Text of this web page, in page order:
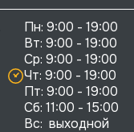
Пн: 9:00 - 19:00
Вт: 9:00 - 19:00
Ср: 9:00 - 19:00
Чт: 9:00 - 19:00
Пт: 9:00 - 19:00
Сб: 11:00 - 15:00
Вс:  выходной